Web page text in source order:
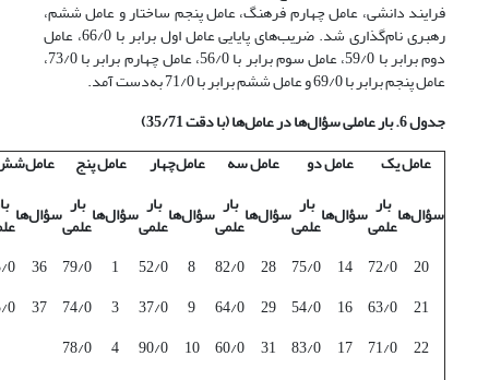
فرایند دانشی، عامل چهارم فرهنگ، عامل پنجم ساختار و عامل ششم،
رهبری نام‌گذاری شد. ضریب‌های پایایی عامل اول برابر با 66/0، عامل
دوم برابر با 59/0، عامل سوم برابر با 56/0، عامل چهارم برابر با 73/0،
عامل پنجم برابر با 69/0 و عامل ششم برابر با 71/0 به‌دست آمد.
جدول 6. بار عاملی سؤال‌ها در عامل‌ها (با دقت 35/71)
عامل یک
عامل دو عامل سه عامل‌چهار عامل پنج
سؤال‌ها بار
علمیسؤال‌ها بار
علمیسؤال‌ها بار
علمیسؤال‌ها بار
علمیسؤال‌ها بار
علمیسؤال‌ها
20
72/0
14
75/0
28
82/0
8
52/0
1
79/0
36
0
21
63/0
16
54/0
29
64/0
9
37/0
3
74/0
37
0
22
71/0
17
83/0
31
60/0
10
90/0
4
78/0